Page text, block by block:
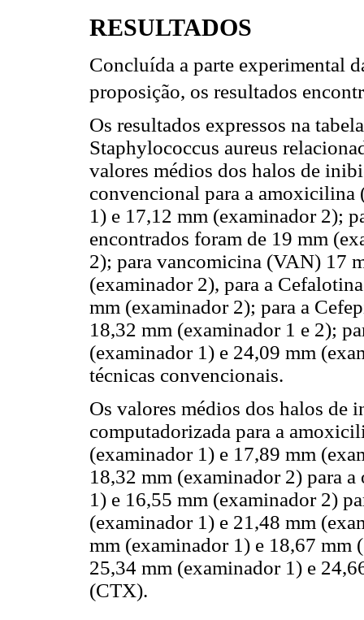
RESULTADOS
Concluída a parte experimental
proposição, os resultados
Os resultados expressos na
Staphylococcus aureus
valores médios dos halos de
convencional para a
1) e 17,12 mm (examinador 2);
encontrados foram de 19 mm
2); para vancomicina (VAN) 17
(examinador 2), para a
mm (examinador 2); para a
18,32 mm (examinador 1 e 2);
(examinador 1) e 24,09 mm
técnicas convencionais.
Os valores médios dos halos de
computadorizada para a
(examinador 1) e 17,89 mm
18,32 mm (examinador 2) para
1) e 16,55 mm (examinador 2)
(examinador 1) e 21,48 mm
mm (examinador 1) e 18,67 mm
25,34 mm (examinador 1) e
(CTX).